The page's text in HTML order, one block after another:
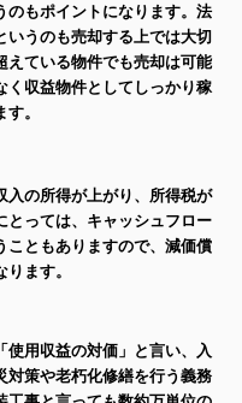
のもポイントになります。法
いうのも売却する上では大切
えている物件でも売却は可能
く収益物件としてしっかり稼
。
入の所得が上がり、所得税が
とっては、キャッシュフロー
こともありますので、減価償
ます。
使用収益の対価」と言い、入
対策や老朽化修繕を行う義務